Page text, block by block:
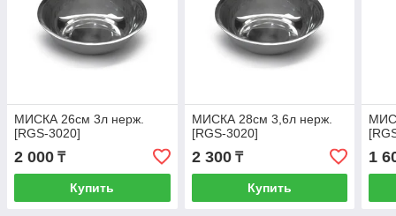
МИСКА 26см 3л нерж.
[RGS-3020]
2 000 ₸
Купить
МИСКА 28см 3,6л нерж.
[RGS-3020]
2 300₸
Купить
1